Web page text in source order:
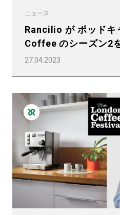
ニュース
Rancilio が ポッド
Coffee のシーズン2
27.04.2023